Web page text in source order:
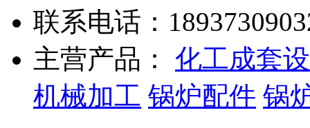
联系电话：
主营产品： 化工成套
机械加工 锅炉配件 锅